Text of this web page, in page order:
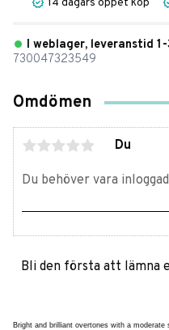
I weblager, leveranstid
730047323549
Omdömen
Du
Bli den första att lämna
Bright and brilliant overtones with a moderate